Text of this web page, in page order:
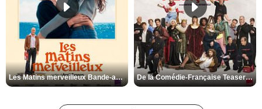
Les Matins merveilleux Bande-annonce VF De la Comédie-Française Teaser VF